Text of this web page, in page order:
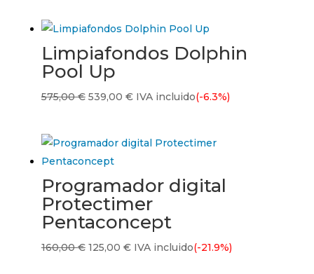
326,00 €.
es:
230,00 €.
Limpiafondos Dolphin
Pool Up
575,00€ El
era:
575,00 €.
539,00 €El
es:
IVA incluido(-6.3%)
Programador digital
Protectimer
Pentaconcept
160,00€ El
125,00 €ElIVA incluido(-21.9%)